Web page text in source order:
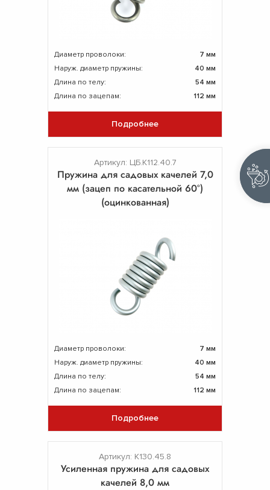
Диаметр проволоки:
7 мм
Наруж. диаметр пружины:
40 мм
Длина по телу:
54 мм
Длина по зацепам:
112 мм
Подробнее
Артикул: ЦБ.К112.40.7
Пружина для садовых качелей 7,0
мм (зацеп по касательной 60°)
(оцинкованная)
Диаметр проволоки:
7 мм
Наруж. диаметр пружины:
40 мм
Длина по телу:
54 мм
Длина по зацепам:
112 мм
Подробнее
Артикул: К130.45.8
Усиленная пружина для садовых
качелей 8,0 мм